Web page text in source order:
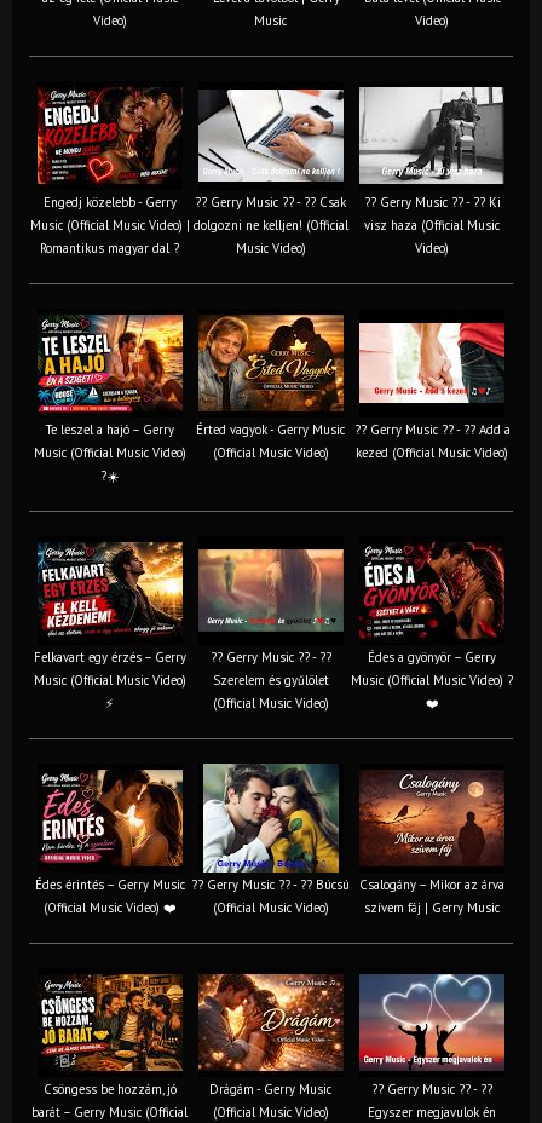
Video)
Music
Video)
Engedj közelebb - Gerry
Music (Official Music Video) |
Romantikus magyar dal ?
?? Gerry Music ?? - ?? Csak
dolgozni ne kelljen! (Official
Music Video)
?? Gerry Music ?? - ?? Ki
visz haza (Official Music
Video)
Te leszel a hajó – Gerry
Music (Official Music Video)
?☀️
Érted vagyok - Gerry Music
(Official Music Video)
?? Gerry Music ?? - ?? Add a
kezed (Official Music Video)
Felkavart egy érzés – Gerry
Music (Official Music Video)
⚡
?? Gerry Music ?? - ??
Szerelem és gyűlölet
(Official Music Video)
Édes a gyönyör – Gerry
Music (Official Music Video) ?
❤️
Édes érintés – Gerry Music
(Official Music Video) ❤️
?? Gerry Music ?? - ?? Búcsú
(Official Music Video)
Csalogány – Mikor az árva
szívem fáj | Gerry Music
Csöngess be hozzám, jó
barát – Gerry Music (Official
Drágám - Gerry Music
(Official Music Video)
?? Gerry Music ?? - ??
Egyszer megjavulok én